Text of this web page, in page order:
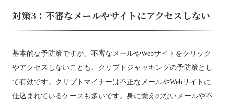
対策3：不審なメールやサイトにアクセスしない
基本的な予防策ですが、不審なメールやWebサイトをクリック
やアクセスしないことも、クリプトジャッキングの予防策とし
て有効です。クリプトマイナーは不正なメールやWebサイトに
仕込まれているケースも多いです。身に覚えのないメールや不